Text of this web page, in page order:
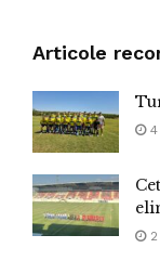
Articole
4
2